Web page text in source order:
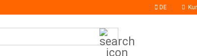
DE